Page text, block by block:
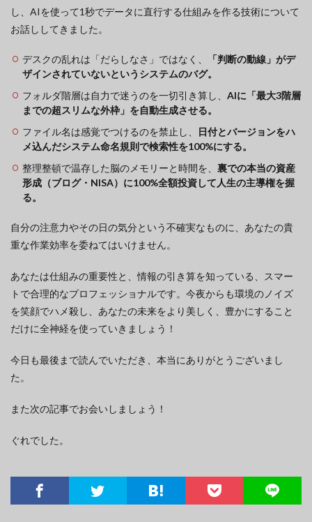
し、AIを使って1秒でデータに直行する仕組みを作る技術について
お話ししてきました。
デスクの乱れは「だらしなさ」ではなく、
「判断の動線」がデ
ザインされていないというシステムのバグ。
フォルダ階層は自力で迷うのを一切引き算し、 AIに「最大3階層
までの超スリムな外枠」を自動生成させる。
ファイル名は感覚でつけるのを禁止し、
日付とバージョンをハ
メ込んだシステム命名規則で検索性を100%にする。
整理整頓で温存した脳のメモリーと時間を、 裏での本当の資産
形成（ブログ・NISA）に100%全額投資して人生の主導権を握
る。
自分の注意力やその日の気分という不確実なものに、あなたの貴
重な作業効率を委ねてはいけません。
あなたは仕組みの重要性と、情報の引き算を知っている、スマー
トで合理的なプロフェッショナルです。今夜からも環境のノイズ
を笑顔でハメ殺し、あなたの未来をより美しく、豊かにすること
だけに全神経を使っていきましょう！
今日も最後まで読んでいただき、本当にありがとうございまし
た。
また次の記事でお会いしましょう！
ぐれでした。